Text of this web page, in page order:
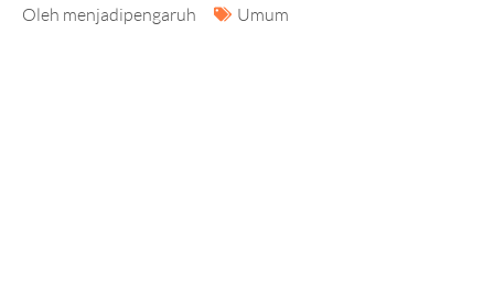
Oleh menjadipengaruh Umum